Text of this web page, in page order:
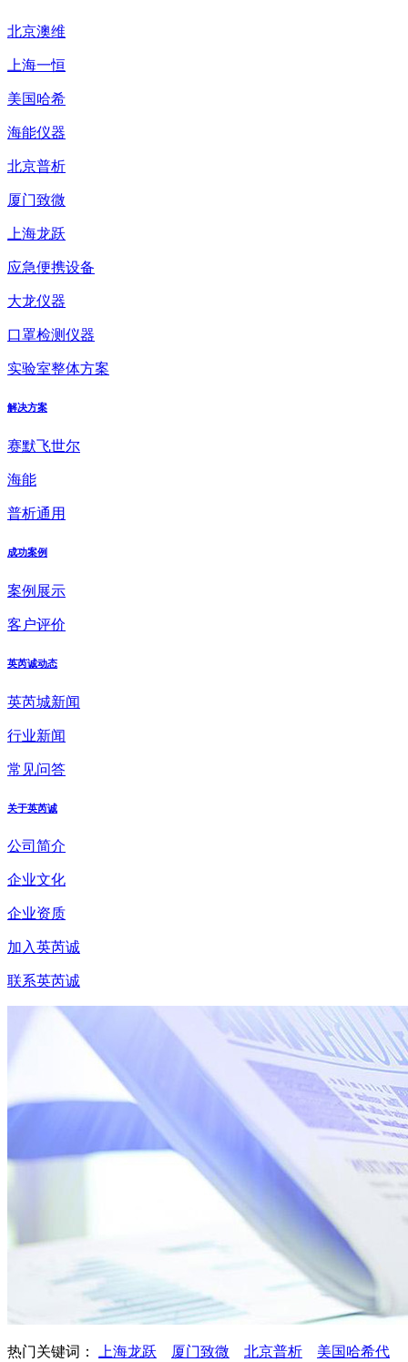
北京澳维
上海一恒
美国哈希
海能仪器
北京普析
厦门致微
上海龙跃
应急便携设备
大龙仪器
口罩检测仪器
实验室整体方案
解决方案
赛默飞世尔
海能
普析通用
成功案例
案例展示
客户评价
英芮诚动态
英芮城新闻
行业新闻
常见问答
关于英芮诚
公司简介
企业文化
企业资质
加入英芮诚
联系英芮诚
热门关键词： 上海龙跃 厦门致微 北京普析
美国哈希代